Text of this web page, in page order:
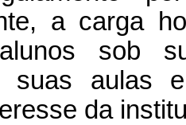
a carga
sob
suas aulas
da